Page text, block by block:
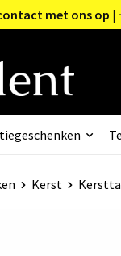
met ons op |
Kerst